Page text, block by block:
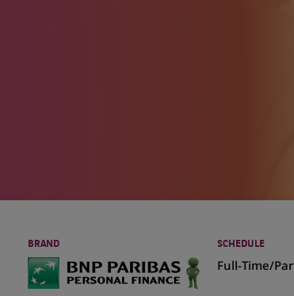
BRAND SCHEDULE
Full-Time/